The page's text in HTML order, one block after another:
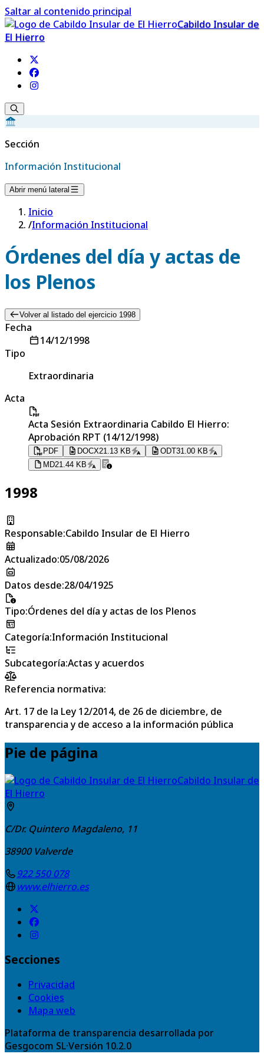
Saltar al contenido principal
Cabildo Insular de
El Hierro
Sección
Información Institucional
Abrir menú lateral
Inicio
/Información Institucional
Órdenes del día y actas de
los Plenos
Volver al listado del ejercicio 1998
Fecha
14/12/1998
Tipo
Extraordinaria
Acta
Acta Sesión Extraordinaria Cabildo El Hierro:
Aprobación RPT (14/12/1998)
PDF DOCX21.13 KB ODT31.00 KB
MD21.44 KB
1998
Responsable:Cabildo Insular de El Hierro
Actualizado:05/08/2026
Datos desde:28/04/1925
Tipo:Órdenes del día y actas de los Plenos
Categoría:Información Institucional
Subcategoría:Actas y acuerdos
Referencia normativa:
Art. 17 de la Ley 12/2014, de 26 de diciembre, de
transparencia y de acceso a la información pública
Pie de página
Cabildo Insular de
El Hierro
C/Dr. Quintero Magdaleno, 11
38900 Valverde
922 550 078
www.elhierro.es
Secciones
Privacidad
Cookies
Mapa web
Plataforma de transparencia desarrollada por
Gesgocom SL·Versión 10.2.0